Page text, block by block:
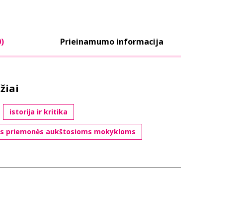
Prieinamumo informacija
istorija ir kritika
priemonės aukštosioms mokykloms